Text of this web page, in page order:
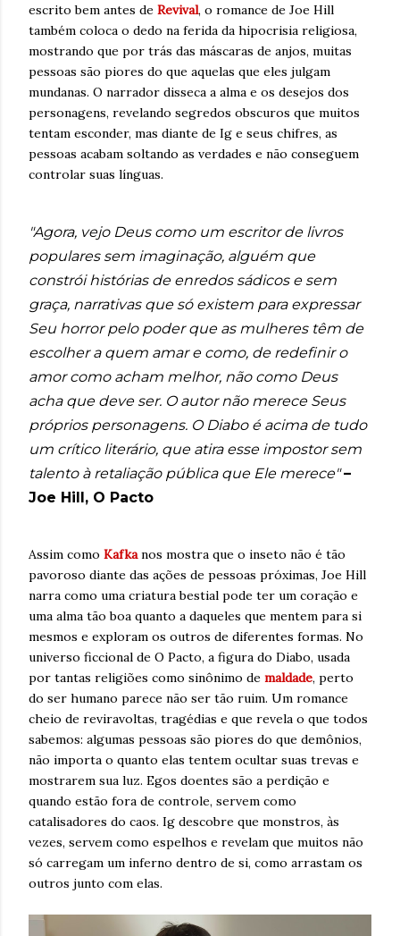
escrito bem antes de Revival, o romance de Joe Hill
também coloca o dedo na ferida da hipocrisia religiosa,
mostrando que por trás das máscaras de anjos, muitas
pessoas são piores do que aquelas que eles julgam
mundanas. O narrador disseca a alma e os desejos dos
personagens, revelando segredos obscuros que muitos
tentam esconder, mas diante de Ig e seus chifres, as
pessoas acabam soltando as verdades e não conseguem
controlar suas línguas.
"Agora, vejo Deus como um escritor de livros
populares sem imaginação, alguém que
constrói histórias de enredos sádicos e sem
graça, narrativas que só existem para expressar
Seu horror pelo poder que as mulheres têm de
escolher a quem amar e como, de redefinir o
amor como acham melhor, não como Deus
acha que deve ser. O autor não merece Seus
próprios personagens. O Diabo é acima de tudo
um crítico literário, que atira esse impostor sem
talento à retaliação pública que Ele merece" –
Joe Hill, O Pacto
Assim como Kafkanos mostra que o inseto não é tão
pavoroso diante das ações de pessoas próximas, Joe Hill
narra como uma criatura bestial pode ter um coração e
uma alma tão boa quanto a daqueles que mentem para si
mesmos e exploram os outros de diferentes formas. No
universo ficcional de O Pacto, a figura do Diabo, usada
por tantas religiões como sinônimo de maldade, perto
do ser humano parece não ser tão ruim. Um romance
cheio de reviravoltas, tragédias e que revela o que todos
sabemos: algumas pessoas são piores do que demônios,
não importa o quanto elas tentem ocultar suas trevas e
mostrarem sua luz. Egos doentes são a perdição e
quando estão fora de controle, servem como
catalisadores do caos. Ig descobre que monstros, às
vezes, servem como espelhos e revelam que muitos não
só carregam um inferno dentro de si, como arrastam os
outros junto com elas.